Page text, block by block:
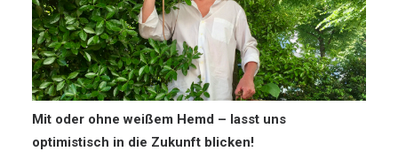
Mit oder ohne weißem Hemd – lasst uns
optimistisch in die Zukunft blicken!